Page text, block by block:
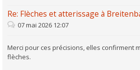
Re: Flèches et atterissage à
07 mai 2026 12:07
Merci pour ces précisions, elles confirment
flèches.